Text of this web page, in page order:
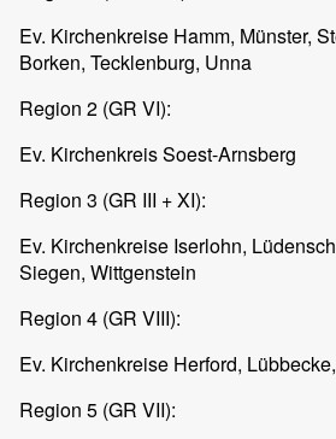
Ev. Kirchenkreise Hamm, Münster,
Borken, Tecklenburg, Unna
Region 2 (GR VI):
Ev. Kirchenkreis Soest-Arnsberg
Region 3 (GR III + XI):
Ev. Kirchenkreise Iserlohn,
Siegen, Wittgenstein
Region 4 (GR VIII):
Ev. Kirchenkreise Herford,
Region 5 (GR VII):